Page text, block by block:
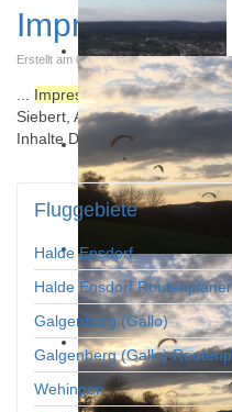
Impressum
Erstellt am 02. September 2015.
Impressumerstellt durch
Siebert, Anwalt für
Inhalte Die Inhalte unserer
Fluggebiete
Halde Ensdorf
Halde Ensdorf Routenplaner
Galgenberg (Gallo)
Galgenberg (Gallo)
Wehingen